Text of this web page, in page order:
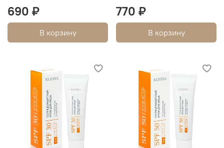
690 ₽
В корзину
770 ₽
В корзину